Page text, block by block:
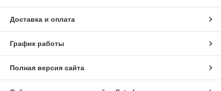
Доставка и оплата
График работы
Полная версия сайта